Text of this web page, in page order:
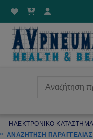
Μετάβαση
περιεχόμενο
ΗΛΕΚΤΡΟΝΙΚΌ
ΑΝΑΖΉΤΗΣΗ ΠΑΡΑΓΓΕΛΊΑΣ